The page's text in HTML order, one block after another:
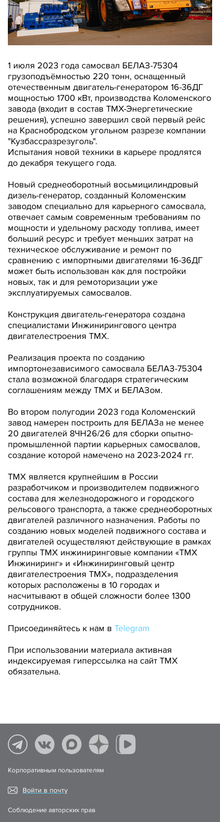
1 июля 2023 года самосвал БЕЛАЗ-75304
грузоподъёмностью 220 тонн, оснащенный
отечественным двигатель-генератором 16-36ДГ
мощностью 1700 кВт, производства Коломенского
завода (входит в состав ТМХ-Энергетические
решения), успешно завершил свой первый рейс
на Краснобродском угольном разрезе компании
"Кузбассразрезуголь".
Испытания новой техники в карьере продлятся
до декабря текущего года.
Новый среднеоборотный восьмицилиндровый
дизель-генератор, созданный Коломенским
заводом специально для карьерного самосвала,
отвечает самым современным требованиям по
мощности и удельному расходу топлива, имеет
больший ресурс и требует меньших затрат на
техническое обслуживание и ремонт по
сравнению с импортными двигателями 16-36ДГ
может быть использован как для постройки
новых, так и для ремоторизации уже
эксплуатируемых самосвалов.
Конструкция двигатель-генератора создана
специалистами Инжинирингового центра
двигателестроения ТМХ.
Реализация проекта по созданию
импортонезависимого самосвала БЕЛАЗ-75304
стала возможной благодаря стратегическим
соглашениям между ТМХ и БЕЛАЗом.
Во втором полугодии 2023 года Коломенский
завод намерен построить для БЕЛАЗа не менее
20 двигателей 8ЧН26/26 для сборки опытно-
промышленной партии карьерных самосвалов,
создание которой намечено на 2023-2024 гг.
ТМХ является крупнейшим в России
разработчиком и производителем подвижного
состава для железнодорожного и городского
рельсового транспорта, а также среднеоборотных
двигателей различного назначения. Работы по
созданию новых моделей подвижного состава и
двигателей осуществляют действующие в рамках
группы ТМХ инжиниринговые компании «ТМХ
Инжиниринг» и «Инжиниринговый центр
двигателестроения ТМХ», подразделения
которых расположены в 10 городах и
насчитывают в общей сложности более 1300
сотрудников.
Присоединяйтесь к нам в Telegram
При использовании материала активная
индексируемая гиперссылка на сайт ТМХ
обязательна.
Корпоративным пользователям
Войти в почту
Соблюдение авторских прав